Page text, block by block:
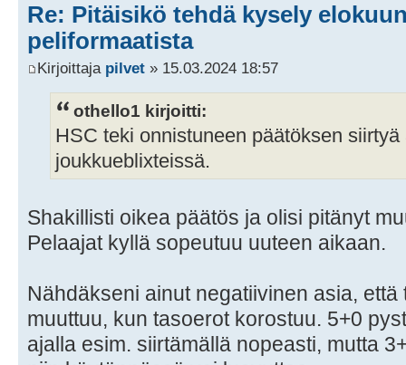
Re: Pitäisikö tehdä kysely
peliformaatista
Kirjoittaja pilvet » 15.03.2024 18:57
othello1 kirjoitti:
HSC teki onnistuneen päätöksen
joukkueblixteissä.
Shakillisti oikea päätös ja olisi pitänyt
Pelaajat kyllä sopeutuu uuteen aikaan.
Nähdäkseni ainut negatiivinen asia,
muuttuu, kun tasoerot korostuu. 5+0
ajalla esim. siirtämällä nopeasti, mutta